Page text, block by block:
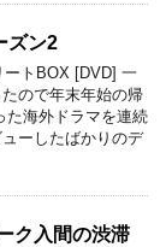
ズン2
ートBOX [DVD] 一
ので年末年始の帰
た海外ドラマを連続
ーしたばかりのデ
ク入間の渋滞